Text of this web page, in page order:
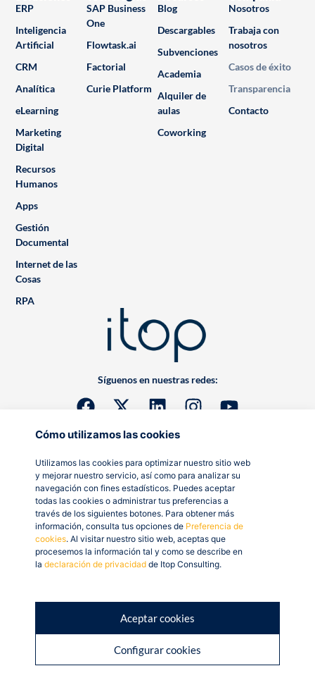
Cómo utilizamos las cookies
Utilizamos las cookies para optimizar nuestro sitio web
y mejorar nuestro servicio, así como para analizar su
navegación con fines estadísticos. Puedes aceptar
todas las cookies o administrar tus preferencias a
través de los siguientes botones. Para obtener más
información, consulta tus opciones de Preferencia de
cookies. Al visitar nuestro sitio web, aceptas que
procesemos la información tal y como se describe en
la declaración de privacidad de Itop Consulting.
Aceptar cookies
Configurar cookies
Síguenos en nuestras redes:
ERP
Inteligencia
Artificial
CRM
Analítica
eLearning
Marketing
Digital
Recursos
Humanos
Apps
Gestión
Documental
Internet de las
Cosas
RPA
SAP Business
One
Flowtask.ai
Factorial
Curie Platform
Blog
Descargables
Subvenciones
Academia
Alquiler de
aulas
Coworking
Nosotros
Trabaja con
nosotros
Casos de éxito
Transparencia
Contacto